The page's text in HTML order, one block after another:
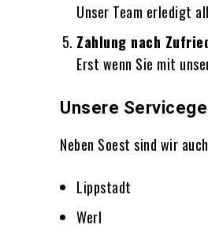
Unser Team erledigt
Zahlung nach
Erst wenn Sie mit
Unsere
Neben Soest sind wir
Lippstadt
Werl